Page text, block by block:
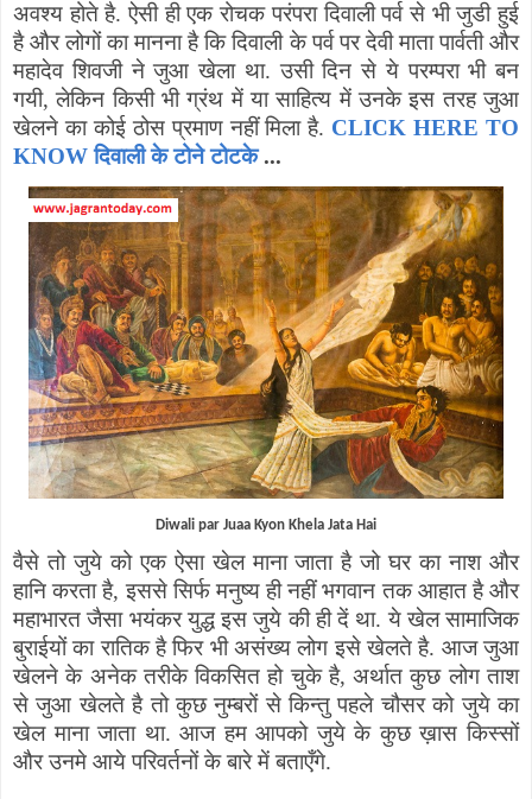
अवश्य होते है. ऐसी ही एक रोचक परंपरा दिवाली पर्व से भी जुडी हुई
है और लोगों का मानना है कि दिवाली के पर्व पर देवी माता पार्वती और
महादेव शिवजी ने जुआ खेला था. उसी दिन से ये परम्परा भी बन
गयी,लेकिन किसी भी ग्रंथ में या साहित्य में उनके इस तरह जुआ
खेलने का कोई ठोस प्रमाण नहीं मिला है. CLICK HERE TO
KNOW दिवाली के टोने टोटके...
Diwali par Juaa Kyon Khela Jata Hai
वैसे तो जुये को एक ऐसा खेल माना जाता है जो घर का नाश और
हानि करता है,इससे सिर्फ मनुष्य ही नहीं भगवान तक आहात है और
महाभारत जैसा भयंकर युद्ध इस जुये की ही दें था. ये खेल सामाजिक
बुराईयों का रातिक है फिर भी असंख्य लोग इसे खेलते है. आज जुआ
खेलने के अनेक तरीके विकसित हो चुके है,अर्थात कुछ लोग ताश
से जुआ खेलते है तो कुछ नुम्बरों से किन्तु पहले चौसर को जुये का
खेल माना जाता था. आज हम आपको जुये के कुछ ख़ास किस्सों
और उनमे आये परिवर्तनों के बारे में बताएँगे.